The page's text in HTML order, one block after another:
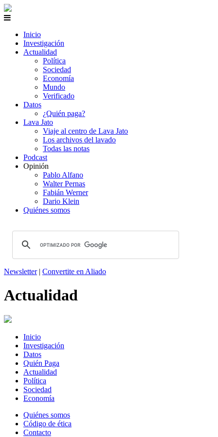
Inicio
Investigación
Actualidad
Política
Sociedad
Economía
Mundo
Verificado
Datos
¿Quién paga?
Lava Jato
Viaje al centro de Lava Jato
Los archivos del lavado
Todas las notas
Podcast
Opinión
Pablo Alfano
Walter Pernas
Fabián Werner
Dario Klein
Quiénes somos
Newsletter| Convertite en Aliado
Actualidad
Inicio
Investigación
Datos
Quién Paga
Actualidad
Política
Sociedad
Economía
Quiénes somos
Código de ética
Contacto